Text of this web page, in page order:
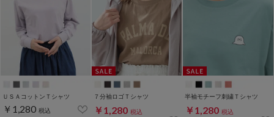
ＵＳＡコットンＴシャツ
￥1,280 税込
７分袖ロゴＴシャツ
￥1,280 税込
半袖モチーフ刺繍Ｔシャツ
￥1,280 税込